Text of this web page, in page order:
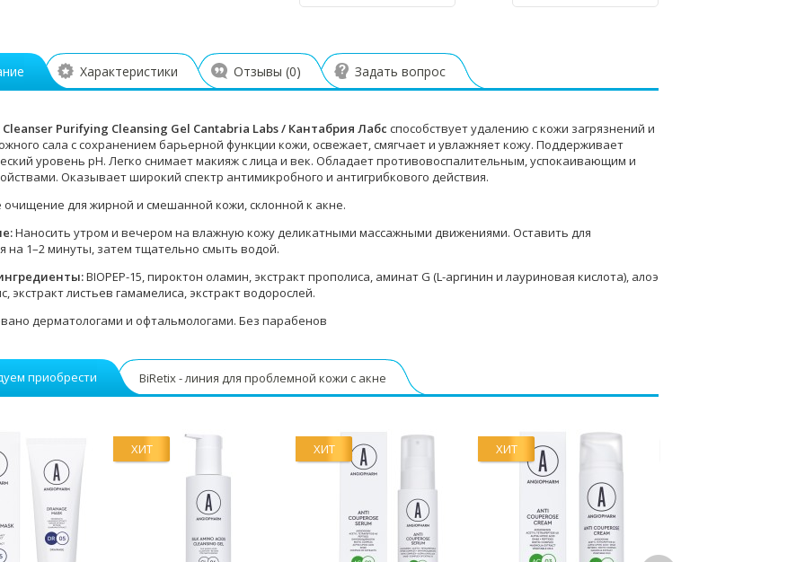
Характеристики Отзывы (0) Задать вопрос
Cleanser Purifying Cleansing Gel Cantabria Labs / Кантабрия Лабс способствует удалению с кожи загрязнений и
сала с сохранением барьерной функции кожи, освежает, смягчает и увлажняет кожу. Поддерживает
уровень рН. Легко снимает макияж с лица и век. Обладает противовоспалительным, успокаивающим и
Оказывает широкий спектр антимикробного и антигрибкового действия.
очищение для жирной и смешанной кожи, склонной к акне.
Наносить утром и вечером на влажную кожу деликатными массажными движениями. Оставить для
на 1–2 минуты, затем тщательно смыть водой.
BIOPEP-15, пироктон оламин, экстракт прополиса, аминат G (L-аргинин и лауриновая кислота), алоэ
экстракт листьев гамамелиса, экстракт водорослей.
дерматологами и офтальмологами. Без парабенов
приобрести BiRetix - линия для проблемной кожи с акне
ХИТ ХИТ ХИТ